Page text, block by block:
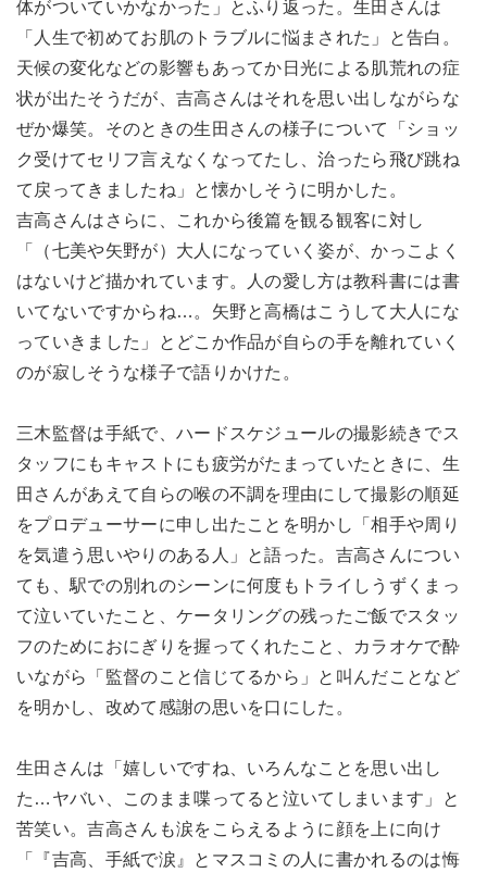
体がついていかなかった」とふり返った。生田さんは
「人生で初めてお肌のトラブルに悩まされた」と告白。
天候の変化などの影響もあってか日光による肌荒れの症
状が出たそうだが、吉高さんはそれを思い出しながらな
ぜか爆笑。そのときの生田さんの様子について「ショッ
ク受けてセリフ言えなくなってたし、治ったら飛び跳ね
て戻ってきましたね」と懐かしそうに明かした。
吉高さんはさらに、これから後篇を観る観客に対し
「（七美や矢野が）大人になっていく姿が、かっこよく
はないけど描かれています。人の愛し方は教科書には書
いてないですからね…。矢野と高橋はこうして大人にな
っていきました」とどこか作品が自らの手を離れていく
のが寂しそうな様子で語りかけた。
三木監督は手紙で、ハードスケジュールの撮影続きでス
タッフにもキャストにも疲労がたまっていたときに、生
田さんがあえて自らの喉の不調を理由にして撮影の順延
をプロデューサーに申し出たことを明かし「相手や周り
を気遣う思いやりのある人」と語った。吉高さんについ
ても、駅での別れのシーンに何度もトライしうずくまっ
て泣いていたこと、ケータリングの残ったご飯でスタッ
フのためにおにぎりを握ってくれたこと、カラオケで酔
いながら「監督のこと信じてるから」と叫んだことなど
を明かし、改めて感謝の思いを口にした。
生田さんは「嬉しいですね、いろんなことを思い出し
た…ヤバい、このまま喋ってると泣いてしまいます」と
苦笑い。吉高さんも涙をこらえるように顔を上に向け
「『吉高、手紙で涙』とマスコミの人に書かれるのは悔